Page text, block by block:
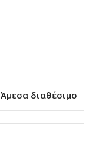
Άμεσα διαθέσιμο